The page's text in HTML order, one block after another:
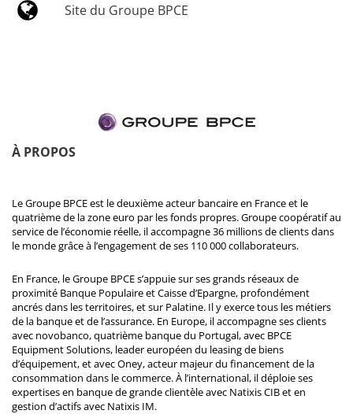
Site du Groupe BPCE
À PROPOS
Le Groupe BPCE est le deuxième acteur bancaire en France et le
quatrième de la zone euro par les fonds propres. Groupe coopératif au
service de l’économie réelle, il accompagne 36 millions de clients dans
le monde grâce à l’engagement de ses 110 000 collaborateurs.
En France, le Groupe BPCE s’appuie sur ses grands réseaux de
proximité Banque Populaire et Caisse d’Epargne, profondément
ancrés dans les territoires, et sur Palatine. Il y exerce tous les métiers
de la banque et de l’assurance. En Europe, il accompagne ses clients
avec novobanco, quatrième banque du Portugal, avec BPCE
Equipment Solutions, leader européen du leasing de biens
d’équipement, et avec Oney, acteur majeur du financement de la
consommation dans le commerce. À l’international, il déploie ses
expertises en banque de grande clientèle avec Natixis CIB et en
gestion d’actifs avec Natixis IM.